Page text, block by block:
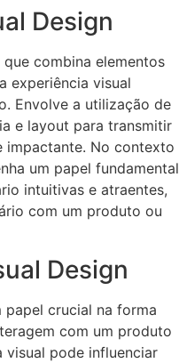
Design
combina elementos
experiência visual
Envolve a utilização de
e layout para transmitir
impactante. No contexto
um papel fundamental
intuitivas e atraentes,
com um produto ou
Design
papel crucial na forma
com um produto
visual pode influenciar